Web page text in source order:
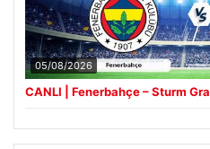
05/08/2026
CANLI | Fenerbahçe – Sturm